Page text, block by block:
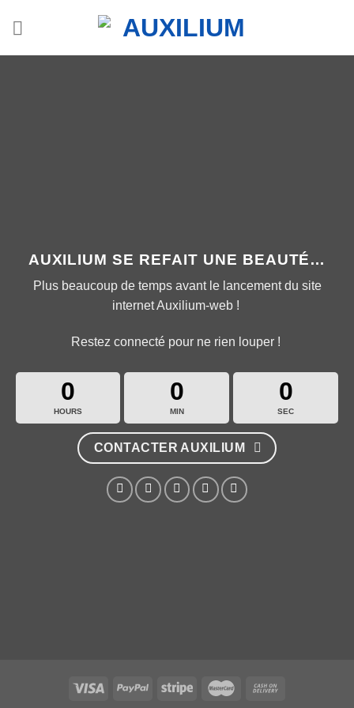
AUXILIUM SE REFAIT UNE BEAUTÉ…
Plus beaucoup de temps avant le lancement du site
internet Auxilium-web !
Restez connecté pour ne rien louper !
0
HOURS
0
MIN
0
SEC
CONTACTER AUXILIUM